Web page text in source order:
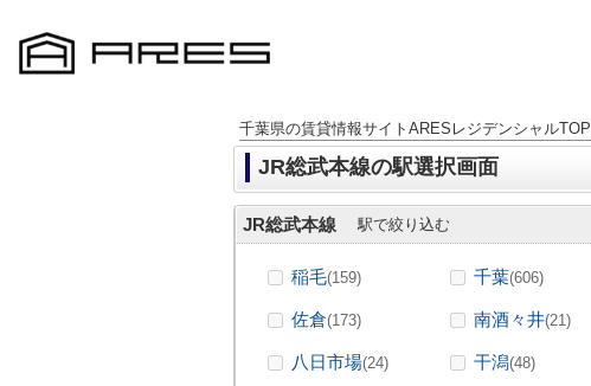
千葉県の賃貸情報サイトARESレジデンシャルTOP
JR総武本線の駅選択画面
JR総武本線 駅で絞り込む
稲毛(159) 千葉(606)
佐倉(173) 南酒々井(21)
八日市場(24) 干潟(48)